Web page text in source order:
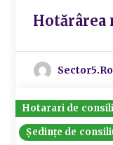
Hotărârea
Sector5.ro
Hotarari de
Ședințe de